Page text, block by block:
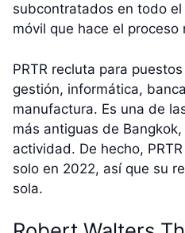
subcontratados en todo
móvil que hace el proceso
PRTR recluta para
gestión, informática,
manufactura. Es una de
más antiguas de
actividad. De hecho,
solo en 2022, así que su
sola.